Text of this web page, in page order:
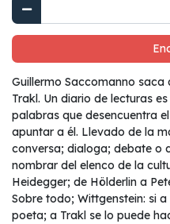
Guillermo Saccomanno
Trakl. Un diario de lecturas
palabras que desencuentra
apuntar a él. Llevado de la
conversa; dialoga; debate o
nombrar del elenco de la
Heidegger; de Hölderlin a
Sobre todo; Wittgenstein: si
poeta; a Trakl se lo puede